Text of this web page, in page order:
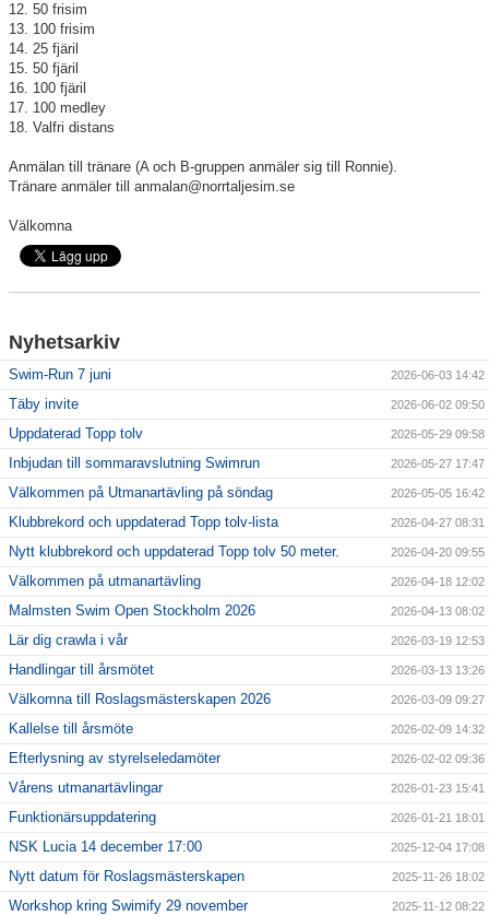
12. 50 frisim
13. 100 frisim
14. 25 fjäril
15. 50 fjäril
16. 100 fjäril
17. 100 medley
18. Valfri distans
Anmälan till tränare (A och B-gruppen anmäler sig till Ronnie).
Tränare anmäler till anmalan@norrtaljesim.se
Välkomna
Nyhetsarkiv
Swim-Run 7 juni 2026-06-03 14:42
Täby invite 2026-06-02 09:50
Uppdaterad Topp tolv 2026-05-29 09:58
Inbjudan till sommaravslutning Swimrun 2026-05-27 17:47
Välkommen på Utmanartävling på söndag 2026-05-05 16:42
Klubbrekord och uppdaterad Topp tolv-lista 2026-04-27 08:31
Nytt klubbrekord och uppdaterad Topp tolv 50 meter. 2026-04-20 09:55
Välkommen på utmanartävling 2026-04-18 12:02
Malmsten Swim Open Stockholm 2026 2026-04-13 08:02
Lär dig crawla i vår 2026-03-19 12:53
Handlingar till årsmötet 2026-03-13 13:26
Välkomna till Roslagsmästerskapen 2026 2026-03-09 09:27
Kallelse till årsmöte 2026-02-09 14:32
Efterlysning av styrelseledamöter 2026-02-02 09:36
Vårens utmanartävlingar 2026-01-23 15:41
Funktionärsuppdatering 2026-01-21 18:01
NSK Lucia 14 december 17:00 2025-12-04 17:08
Nytt datum för Roslagsmästerskapen 2025-11-26 18:02
Workshop kring Swimify 29 november 2025-11-12 08:22